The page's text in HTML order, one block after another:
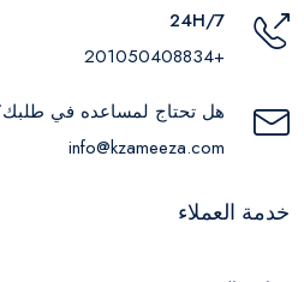
24H/7
+201050408834
هل تحتاج لمساعده في
info@kzameeza.com
خدمة العملاء